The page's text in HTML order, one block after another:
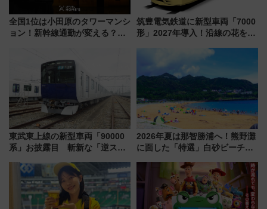
全国1位は小田原のタワーマンシ
ョン！新幹線通勤が変える？
筑豊電気鉄道に新型車両「7000
形」2027年導入！沿線の花をイ
内は落ち着いたゆとりある空間
東武東上線の新型車両「90000
系」お披露目 斬新な「逆スラ
放的な車内空間に注目、デビュ
ーは9月
2026年夏は那智勝浦へ！熊野灘
に面した「特選」白砂ビーチは
会」は8月11日開催！